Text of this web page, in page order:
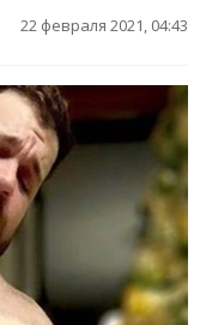
22 февраля 2021, 04:43